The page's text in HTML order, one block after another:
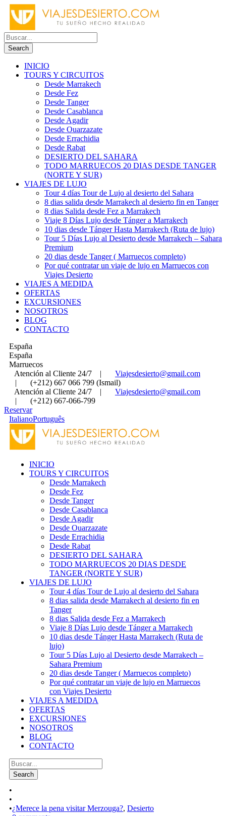
INICIO
TOURS Y CIRCUITOS
Desde Marrakech
Desde Fez
Desde Tanger
Desde Casablanca
Desde Agadir
Desde Ouarzazate
Desde Errachidia
Desde Rabat
DESIERTO DEL SAHARA
TODO MARRUECOS 20 DIAS DESDE TANGER
(NORTE Y SUR)
VIAJES DE LUJO
Tour 4 días Tour de Lujo al desierto del Sahara
8 dias salida desde Marrakech al desierto fin en Tanger
8 dias Salida desde Fez a Marrakech
Viaje 8 Días Lujo desde Tánger a Marrakech
10 dias desde Tánger Hasta Marrakech (Ruta de lujo)
Tour 5 Días Lujo al Desierto desde Marrakech – Sahara
Premium
20 dias desde Tanger ( Marruecos completo)
Por qué contratar un viaje de lujo en Marruecos con
Viajes Desierto
VIAJES A MEDIDA
OFERTAS
EXCURSIONES
NOSOTROS
BLOG
CONTACTO
España
España
Marruecos
Atención al Cliente 24/7
|
Viajesdesierto@gmail.com
|
(+212) 667 066 799 (Ismail)
Atención al Cliente 24/7
|
Viajesdesierto@gmail.com
|
(+212) 667-066-799
Reservar
ItalianoPortuguês
INICIO
TOURS Y CIRCUITOS
Desde Marrakech
Desde Fez
Desde Tanger
Desde Casablanca
Desde Agadir
Desde Ouarzazate
Desde Errachidia
Desde Rabat
DESIERTO DEL SAHARA
TODO MARRUECOS 20 DIAS DESDE
TANGER (NORTE Y SUR)
VIAJES DE LUJO
Tour 4 días Tour de Lujo al desierto del Sahara
8 dias salida desde Marrakech al desierto fin en
Tanger
8 dias Salida desde Fez a Marrakech
Viaje 8 Días Lujo desde Tánger a Marrakech
10 dias desde Tánger Hasta Marrakech (Ruta de
lujo)
Tour 5 Días Lujo al Desierto desde Marrakech –
Sahara Premium
20 dias desde Tanger ( Marruecos completo)
Por qué contratar un viaje de lujo en Marruecos
con Viajes Desierto
VIAJES A MEDIDA
OFERTAS
EXCURSIONES
NOSOTROS
BLOG
CONTACTO
•
•
•¿Merece la pena visitar Merzouga?, Desierto